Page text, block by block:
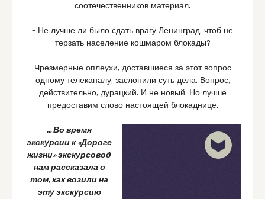
соотечественников материал.
– Не лучше ли было сдать врагу Ленинград, чтоб не
терзать население кошмаром блокады?
Чрезмерные оплеухи, доставшиеся за этот вопрос
одному телеканалу, заслонили суть дела. Вопрос,
действительно, дурацкий. И не новый. Но лучше
предоставим слово настоящей блокаднице.
… Во время
экскурсии к «Дороге
жизни» экскурсовод
нам рассказала о
том, как возили на
эту экскурсию